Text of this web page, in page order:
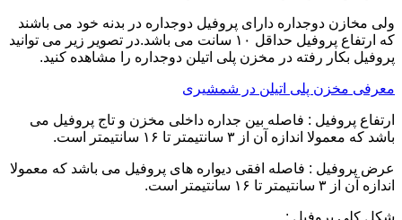
ولی مخازن دوجداره دارای پروفیل دوجداره در بدنه خود می باشند
که ارتفاع پروفیل حداقل ۱۰ سانت می باشد.در تصویر زیر می توانید
پروفیل بکار رفته در مخزن پلی اتیلن دوجداره را مشاهده کنید.
معرفی مخزن پلی اتیلن در شمشیری
ارتفاع پروفیل : فاصله بین جداره داخلی مخزن و تاج پروفیل می
باشد که معمولا اندازه آن از ۳ سانتیمتر تا ۱۶ سانتیمتر است.
عرض پروفیل : فاصله افقی دیواره های پروفیل می باشد که معمولا
اندازه آن از ۳ سانتیمتر تا ۱۶ سانتیمتر است.
شکل کلی پروفیل :